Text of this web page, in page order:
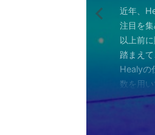
地面に
ニーは
れます
となく
予定し
ました
って雨
てきた
を洗い
の花粉
して、
日々。
ます。
ィッシ
ような
そんな
戦いっ
と。 先
近年、
注目を
以上前
踏まえ
Healyの
数を用
とした
と連携
とで、
ですが
ばかり
悪行、
別にそ
に、 ど
自分の
でしょ
て、気
した！
と、 今
い。お
まにそ
んなこ
ことだ
うとき
今を楽
ました
正月と
が明け
書くと
歳をと
しくて
と思う
ている
が、 未
なー み
とは
新の人
です。
スのと
基づい
胞レベ
します
ん。 と
入して
ipad
たわけ
ったの
す（笑
からや
子はす
のだけ
いて触
バイス
やっぱ
を送り
は仕方
ました
ってい
くなっ
宗教と
な通訳
それも
賭博が
分は特
わけで
でもな
を考え
金を背
一生懸